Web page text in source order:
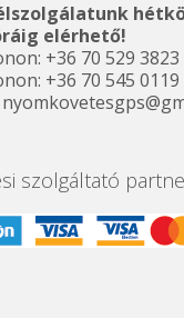
elérhető!
+36 70 529 3823
+36 70 545 0119
szolgáltató